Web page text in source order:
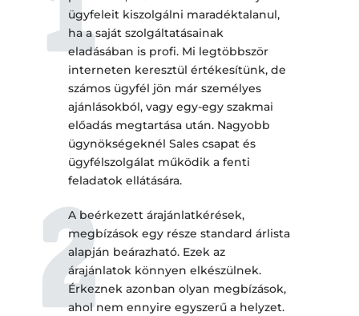
ügyfeleit kiszolgálni maradéktalanul,
ha a saját szolgáltatásainak
eladásában is profi. Mi legtöbbször
interneten keresztül értékesítünk, de
számos ügyfél jön már személyes
ajánlásokból, vagy egy-egy szakmai
előadás megtartása után. Nagyobb
ügynökségeknél Sales csapat és
ügyfélszolgálat működik a fenti
feladatok ellátására.
A beérkezett árajánlatkérések,
megbízások egy része standard árlista
alapján beárazható. Ezek az
árajánlatok könnyen elkészülnek.
Érkeznek azonban olyan megbízások,
ahol nem ennyire egyszerű a helyzet.